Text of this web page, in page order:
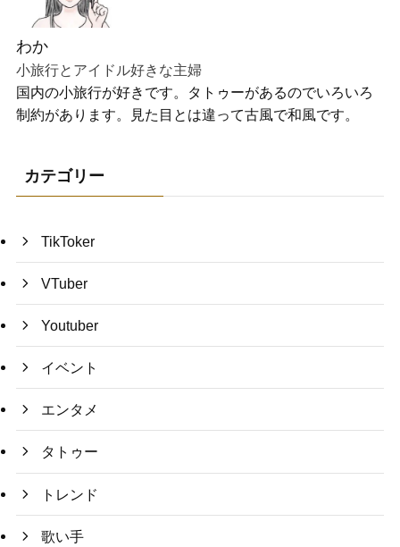
わか
小旅行とアイドル好きな主婦
国内の小旅行が好きです。タトゥーがあるのでいろいろ
制約があります。見た目とは違って古風で和風です。
カテゴリー
TikToker
VTuber
Youtuber
イベント
エンタメ
タトゥー
トレンド
歌い手